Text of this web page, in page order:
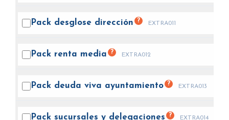
Pack desglose dirección ? EXTRA011
Pack renta media ? EXTRA012
Pack deuda viva ayuntamiento ? EXTRA013
Pack sucursales y delegaciones ? EXTRA014